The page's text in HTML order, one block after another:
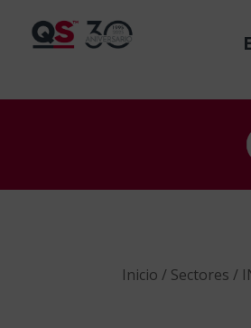
Inicio / Sectores /